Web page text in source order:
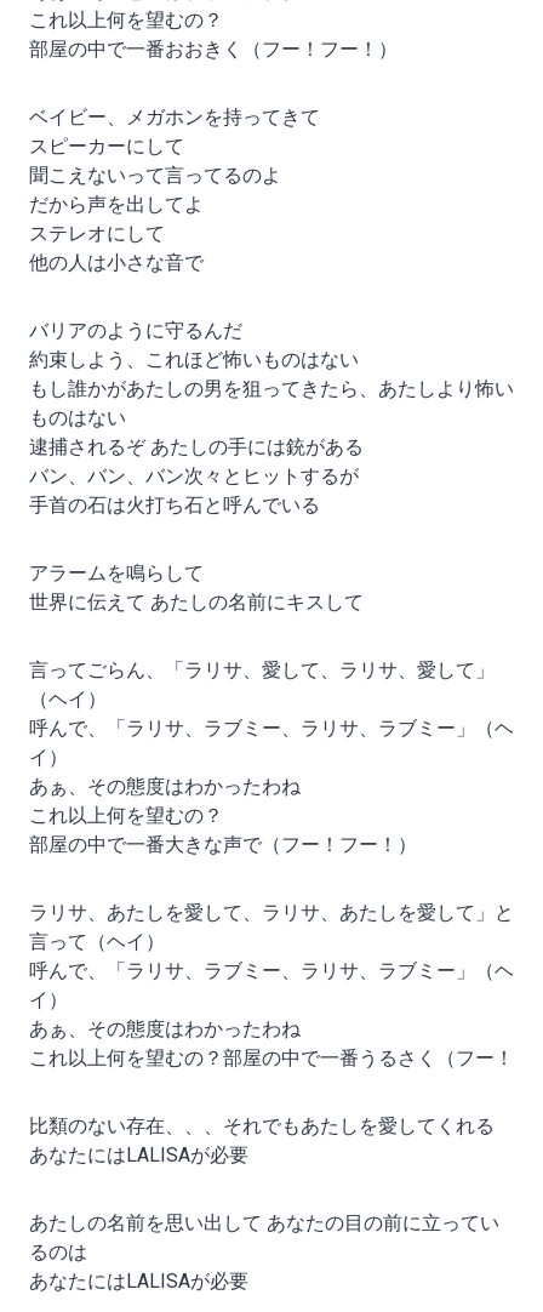
これ以上何を望むの？
部屋の中で一番おおきく（フー！フー！）
ベイビー、メガホンを持ってきて
スピーカーにして
聞こえないって言ってるのよ
だから声を出してよ
ステレオにして
他の人は小さな音で
バリアのように守るんだ
約束しよう、これほど怖いものはない
もし誰かがあたしの男を狙ってきたら、あたしより怖い
ものはない
逮捕されるぞ あたしの手には銃がある
バン、バン、バン次々とヒットするが
手首の石は火打ち石と呼んでいる
アラームを鳴らして
世界に伝えて あたしの名前にキスして
言ってごらん、「ラリサ、愛して、ラリサ、愛して」
（ヘイ）
呼んで、「ラリサ、ラブミー、ラリサ、ラブミー」（ヘ
イ）
あぁ、その態度はわかったわね
これ以上何を望むの？
部屋の中で一番大きな声で（フー！フー！）
ラリサ、あたしを愛して、ラリサ、あたしを愛して」と
言って（ヘイ）
呼んで、「ラリサ、ラブミー、ラリサ、ラブミー」（ヘ
イ）
あぁ、その態度はわかったわね
これ以上何を望むの？部屋の中で一番うるさく（フー！
比類のない存在、、、それでもあたしを愛してくれる
あなたにはLALISAが必要
あたしの名前を思い出して あなたの目の前に立ってい
るのは
あなたにはLALISAが必要